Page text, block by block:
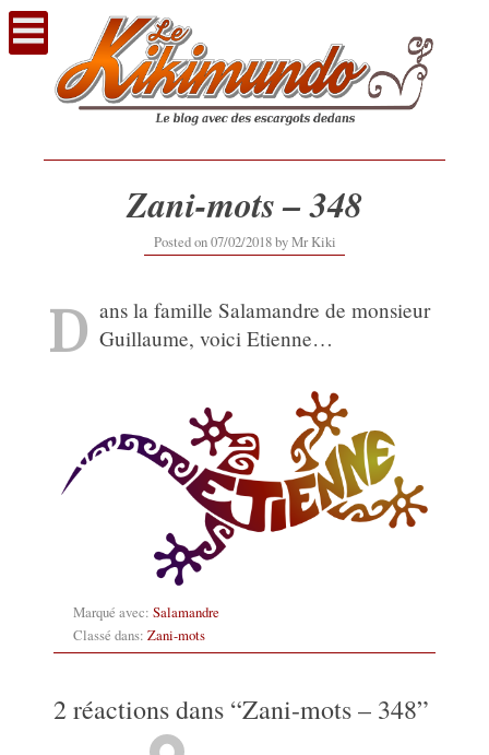
Voir
contenu
Zani-mots – 348
Posted on07/02/201812/09/2019
byMr Kiki
D ans la famille Salamandre de monsieur
Guillaume, voici Etienne…
Marqué avec: Salamandre
Classé dans: Zani-mots
2 réactions dans “Zani-mots – 348”